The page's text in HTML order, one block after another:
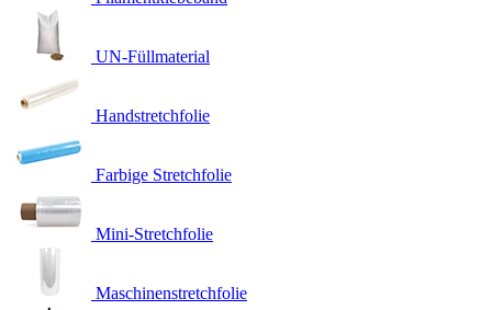
UN-Füllmaterial
Handstretchfolie
Farbige Stretchfolie
Mini-Stretchfolie
Maschinenstretchfolie